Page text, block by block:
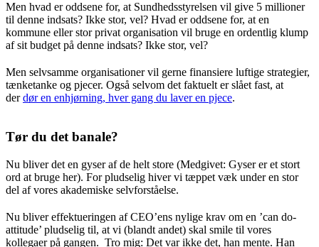
Men hvad er oddsene for, at Sundhedsstyrelsen vil give 5 millioner
til denne indsats? Ikke stor, vel? Hvad er oddsene for, at en
kommune eller stor privat organisation vil bruge en ordentlig klump
af sit budget på denne indsats? Ikke stor, vel?
Men selvsamme organisationer vil gerne finansiere luftige strategier,
tænketanke og pjecer. Også selvom det faktuelt er slået fast, at
derdør en enhjørning, hver gang du laver en pjece.
Tør du det banale?
Nu bliver det en gyser af de helt store (Medgivet: Gyser er et stort
ord at bruge her). For pludselig hiver vi tæppet væk under en stor
del af vores akademiske selvforståelse.
Nu bliver effektueringen af CEO’ens nylige krav om en ’can do-
attitude’ pludselig til, at vi (blandt andet) skal smile til vores
kollegaer på gangen. Tro mig: Det var ikke det, han mente. Han